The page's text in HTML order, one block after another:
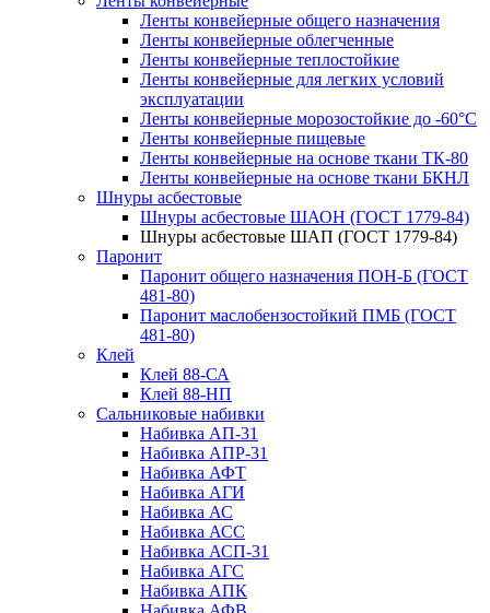
Ленты конвейерные общего назначения
Ленты конвейерные облегченные
Ленты конвейерные теплостойкие
Ленты конвейерные для легких условий
эксплуатации
Ленты конвейерные морозостойкие до -60°С
Ленты конвейерные пищевые
Ленты конвейерные на основе ткани ТК-80
Ленты конвейерные на основе ткани БКНЛ
Шнуры асбестовые
Шнуры асбестовые ШАОН (ГОСТ 1779-84)
Шнуры асбестовые ШАП (ГОСТ 1779-84)
Паронит
Паронит общего назначения ПОН-Б (ГОСТ
481-80)
Паронит маслобензостойкий ПМБ (ГОСТ
481-80)
Клей
Клей 88-СА
Клей 88-НП
Сальниковые набивки
Набивка АП-31
Набивка АПР-31
Набивка АФТ
Набивка АГИ
Набивка АС
Набивка АСС
Набивка АСП-31
Набивка АГС
Набивка АПК